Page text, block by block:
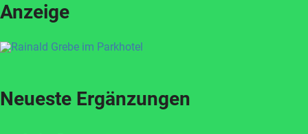
Anzeige
Neueste Ergänzungen